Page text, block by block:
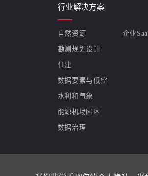
行业解决方案
自然资源
勘测规划设计
住建
数据要素与低空
水利和气象
能源机场园区
数据治理
企业